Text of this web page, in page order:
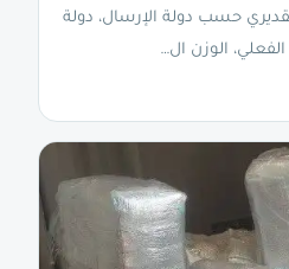
حسب دولة الإرسال، دولة
الوزن ال…